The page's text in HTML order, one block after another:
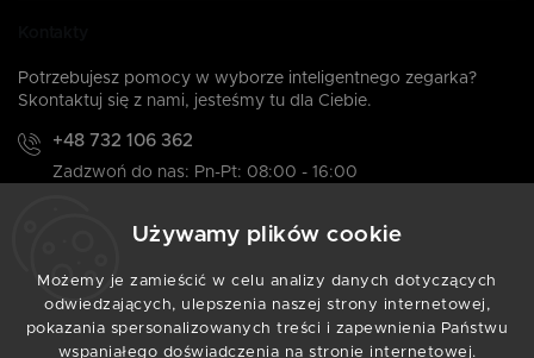
Używamy plików cookie
Możemy je zamieścić w celu analizy danych dotyczących
odwiedzających, ulepszenia naszej strony internetowej,
pokazania spersonalizowanych treści i zapewnienia Państwu
wspaniałego doświadczenia na stronie internetowej.
Potrzebujesz pomocy w wyborze inteligentnego zegarka?
Skontaktuj się z nami, jesteśmy tu dla Ciebie.
+48 732 106 362
Zadzwoń do nas: Pn-Pt: 08:00 - 16:00
Odpowiadamy w ciągu 24 godzin
Copyright 2026ARMODD.PL. Wszystkie prawa